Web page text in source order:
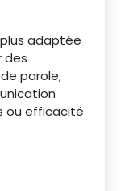
adaptée
des
parole,
ou efficacité